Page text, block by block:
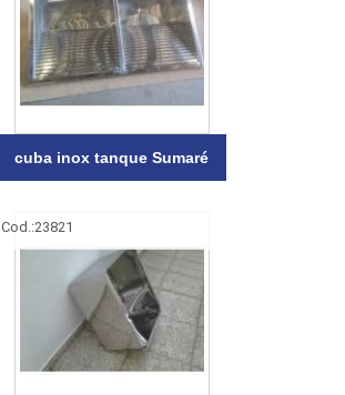
cuba inox tanque Sumaré
Cod.:23821